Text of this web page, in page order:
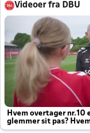
Videoer fra DBU
Hvem overtager nr.10
glemmer sit pas?
altid til efter kampe?